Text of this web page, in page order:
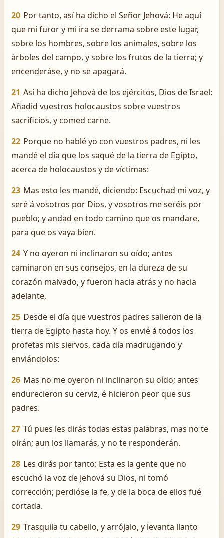
20 Por tanto, así ha dicho el Señor Jehová: He aquí
que mi furor y mi ira se derrama sobre este lugar,
sobre los hombres, sobre los animales, sobre los
árboles del campo, y sobre los frutos de la tierra; y
encenderáse, y no se apagará.
21 Así ha dicho Jehová de los ejércitos, Dios de Israel:
Añadid vuestros holocaustos sobre vuestros
sacrificios, y comed carne.
22 Porque no hablé yo con vuestros padres, ni les
mandé el día que los saqué de la tierra de Egipto,
acerca de holocaustos y de víctimas:
23 Mas esto les mandé, diciendo: Escuchad mi voz, y
seré á vosotros por Dios, y vosotros me seréis por
pueblo; y andad en todo camino que os mandare,
para que os vaya bien.
24 Y no oyeron ni inclinaron su oído; antes
caminaron en sus consejos, en la dureza de su
corazón malvado, y fueron hacia atrás y no hacia
adelante,
25 Desde el día que vuestros padres salieron de la
tierra de Egipto hasta hoy. Y os envié á todos los
profetas mis siervos, cada día madrugando y
enviándolos:
26 Mas no me oyeron ni inclinaron su oído; antes
endurecieron su cerviz, é hicieron peor que sus
padres.
27 Tú pues les dirás todas estas palabras, mas no te
oirán; aun los llamarás, y no te responderán.
28 Les dirás por tanto: Esta es la gente que no
escuchó la voz de Jehová su Dios, ni tomó
corrección; perdióse la fe, y de la boca de ellos fué
cortada.
29 Trasquila tu cabello, y arrójalo, y levanta llanto